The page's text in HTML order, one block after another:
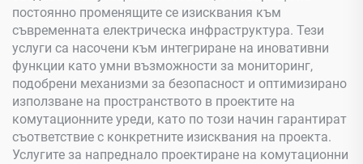
постоянно променящите се изисквания към
съвременната електрическа инфраструктура. Тези
услуги са насочени към интегриране на иновативни
функции като умни възможности за мониторинг,
подобрени механизми за безопасност и оптимизирано
използване на пространството в проектите на
комутационните уреди, като по този начин гарантират
съответствие с конкретните изисквания на проекта.
Услугите за напреднало проектиране на комутационни